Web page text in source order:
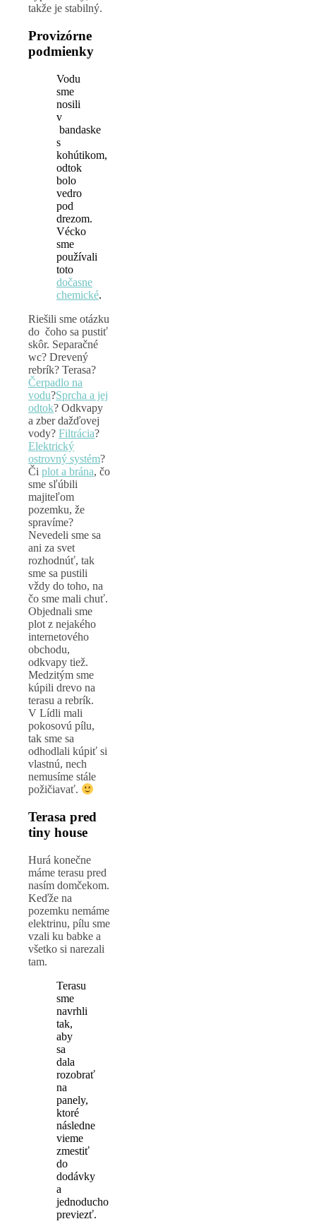
takže je stabilný.
Provizórne
podmienky
Vodu
sme
nosili
v
bandaske
s
kohútikom,
odtok
bolo
vedro
pod
drezom.
Vécko
sme
používali
toto
dočasne
chemické.
Riešili sme otázku
do čoho sa pustiť
skôr. Separačné
wc? Drevený
rebrík? Terasa?
Čerpadlo na
vodu?Sprcha a jej
odtok? Odkvapy
a zber dažďovej
vody? Filtrácia?
Elektrický
ostrovný systém?
Či plot a brána, čo
sme sľúbili
majiteľom
pozemku, že
spravíme?
Nevedeli sme sa
ani za svet
rozhodnúť, tak
sme sa pustili
vždy do toho, na
čo sme mali chuť.
Objednali sme
plot z nejakého
internetového
obchodu,
odkvapy tiež.
Medzitým sme
kúpili drevo na
terasu a rebrík.
V Lídli mali
pokosovú pílu,
tak sme sa
odhodlali kúpiť si
vlastnú, nech
nemusíme stále
požičiavať.
Terasa pred
tiny house
Hurá konečne
máme terasu pred
nasím domčekom.
Keďže na
pozemku nemáme
elektrinu, pílu sme
vzali ku babke a
všetko si narezali
tam.
Terasu
sme
navrhli
tak,
aby
sa
dala
rozobrať
na
panely,
ktoré
následne
vieme
zmestiť
do
dodávky
a
jednoducho
previezť.